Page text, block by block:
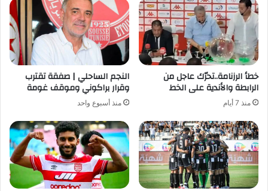
خطأ الرزنامة..تحرّك عاجل من
الرابطة والأندية على الخط
منذ 7 أيام
النجم الساحلي | صفقة تقترب
وقرار براكوني وموقف غومة
منذ أسبوع واحد